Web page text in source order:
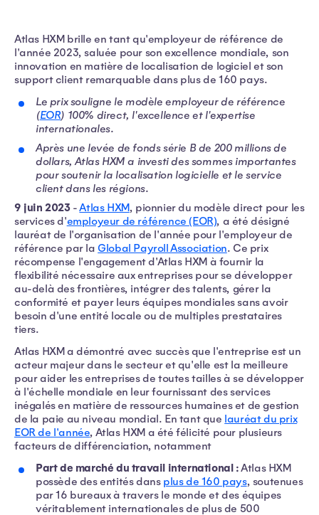
Atlas HXM brille en tant qu'employeur de référence de
l'année 2023, saluée pour son excellence mondiale, son
innovation en matière de localisation de logiciel et son
support client remarquable dans plus de 160 pays.
Le prix souligne le modèle employeur de référence
(EOR) 100% direct, l'excellence et l'expertise
internationales.
Après une levée de fonds série B de 200 millions de
dollars, Atlas HXM a investi des sommes importantes
pour soutenir la localisation logicielle et le service
client dans les régions.
9 juin 2023-Atlas HXM, pionnier du modèle direct pour les
services d'employeur de référence (EOR), a été désigné
lauréat de l'organisation de l'année pour l'employeur de
référence par la Global Payroll Association. Ce prix
récompense l'engagement d'Atlas HXM à fournir la
flexibilité nécessaire aux entreprises pour se développer
au-delà des frontières, intégrer des talents, gérer la
conformité et payer leurs équipes mondiales sans avoir
besoin d'une entité locale ou de multiples prestataires
tiers.
Atlas HXM a démontré avec succès que l'entreprise est un
acteur majeur dans le secteur et qu'elle est la meilleure
pour aider les entreprises de toutes tailles à se développer
à l'échelle mondiale en leur fournissant des services
inégalés en matière de ressources humaines et de gestion
de la paie au niveau mondial. En tant que lauréat du prix
EOR de l'année, Atlas HXM a été félicité pour plusieurs
facteurs de différenciation, notamment
Part de marché du travail international :Atlas HXM
possède des entités dans plus de 160 pays, soutenues
par 16 bureaux à travers le monde et des équipes
véritablement internationales de plus de 500